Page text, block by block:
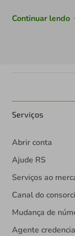
Continuar lendo
Serviços
Abrir conta
Ajude RS
Serviços ao
Canal do
Mudança de
Agente